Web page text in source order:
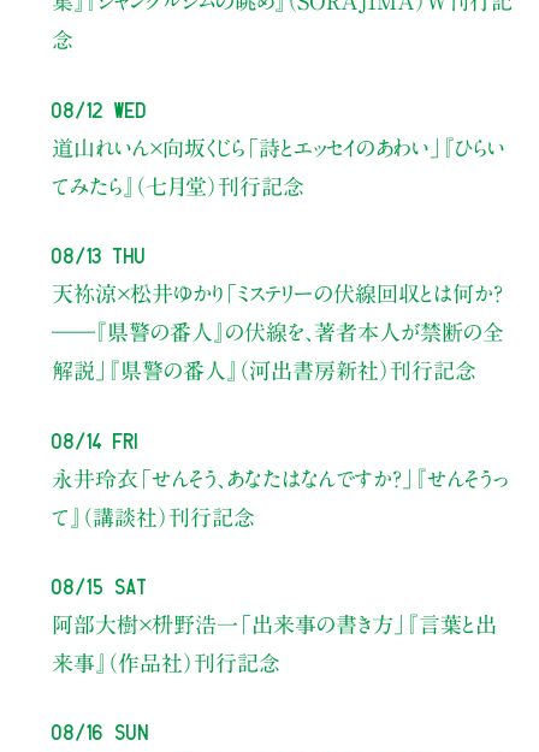
念
08/12 Wed
道山れいん×向坂くじら 「詩とエッセイのあわい」
『ひらい
てみたら』（七月堂）刊行記念
08/13 Thu
天祢涼×松井ゆかり 「ミステリーの伏線回収とは何か？
――『県警の番人』の伏線を、著者本人が禁断の全
解説」
『県警の番人』（河出書房新社）刊行記念
08/14 Fri
永井玲衣 「せんそう、あなたはなんですか？」
『せんそうっ
て』（講談社）刊行記念
08/15 Sat
阿部大樹×枡野浩一 「出来事の書き方」
『言葉と出
来事』（作品社）刊行記念
08/16 Sun